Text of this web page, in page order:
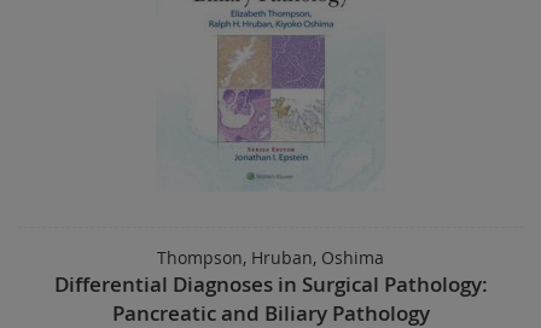
Thompson, Hruban, Oshima
Differential Diagnoses in Surgical Pathology:
Pancreatic and Biliary Pathology